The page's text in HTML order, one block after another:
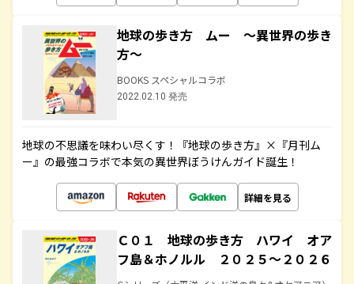
地球の歩き方 ムー ～異世界の歩き
方～
BOOKS スペシャルコラボ
2022.02.10 発売
地球の不思議を味わい尽くす！『地球の歩き方』×『月刊ム
ー』の最強コラボで本気の異世界ぼうけんガイド誕生！
詳細を見る
Ｃ０１ 地球の歩き方 ハワイ オア
フ島＆ホノルル ２０２５～２０２６